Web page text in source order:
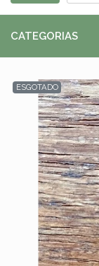
CATEGORIAS
ESGOTADO